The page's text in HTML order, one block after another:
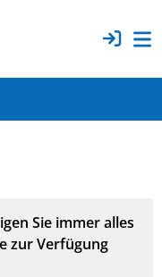
Sie immer alles
zur Verfügung